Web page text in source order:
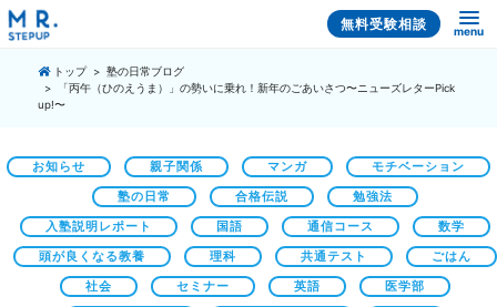
無料受験相談 menu
トップ
塾の日常ブログ
「丙午（ひのえうま）」の勢いに乗れ！新年のごあいさつ〜ニューズレターPick
up!〜
お知らせ 親子関係 マンガ モチベーション
塾の日常 合格伝説 勉強法
入塾説明レポート 国語 通信コース 数学
頭が良くなる教養 理科 共通テスト ごはん
社会 セミナー 英語 医学部